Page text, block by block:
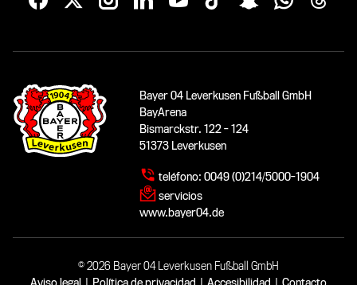
Bayer 04 Leverkusen Fußball GmbH
BayArena
Bismarckstr. 122 - 124
51373 Leverkusen
teléfono: 0049 (0)214/5000-1904
servicios
www.bayer04.de
© 2026 Bayer 04 Leverkusen Fußball GmbH
Aviso legal
Política de privacidad Accesibilidad Contacto